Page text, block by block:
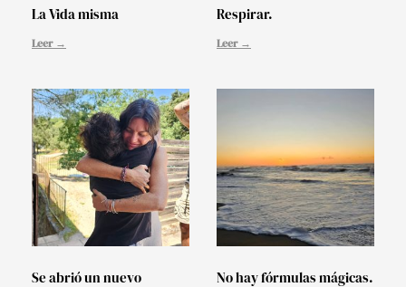
La Vida misma
Leer →
Respirar.
Leer →
Se abrió un nuevo No hay fórmulas mágicas.